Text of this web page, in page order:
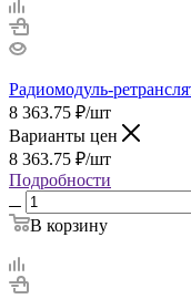
Радиомодуль-
8 363.75 ₽/шт
Варианты цен
8 363.75 ₽/шт
Подробности
В корзину